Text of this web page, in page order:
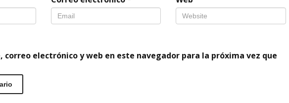
correo electrónico y web en este navegador para la próxima vez que